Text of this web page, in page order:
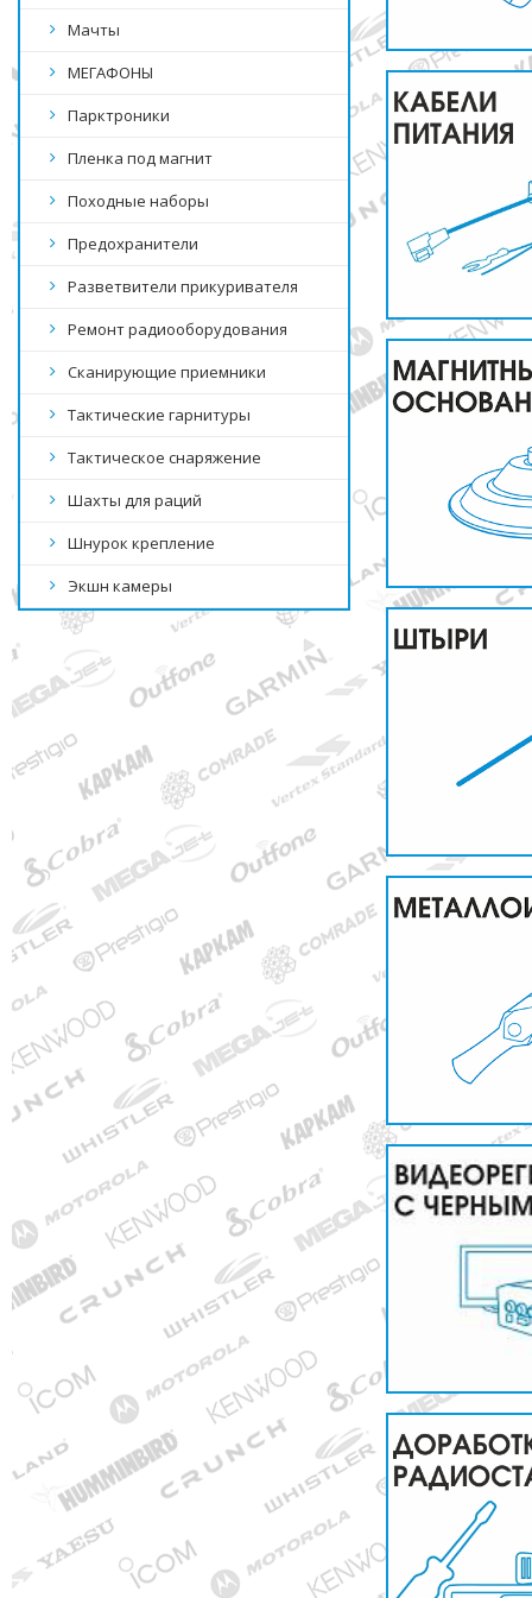
Мачты
МЕГАФОНЫ
Парктроники
Пленка под магнит
Походные наборы
Предохранители
Разветвители прикуривателя
Ремонт радиооборудования
Сканирующие приемники
Тактические гарнитуры
Тактическое снаряжение
Шахты для раций
Шнурок крепление
Экшн камеры